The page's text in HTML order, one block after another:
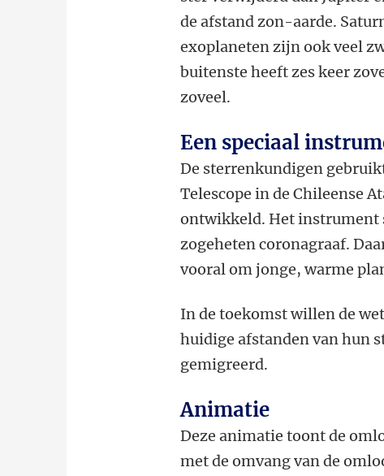
de afstand zon-aarde.
exoplaneten zijn ook veel
buitenste heeft zes keer
zoveel.
Een speciaal
De sterrenkundigen
Telescope in de Chileense
ontwikkeld. Het instrument
zogeheten coronagraaf.
vooral om jonge, warme
In de toekomst willen de
huidige afstanden van hun
gemigreerd.
Animatie
Deze animatie toont de
met de omvang van de